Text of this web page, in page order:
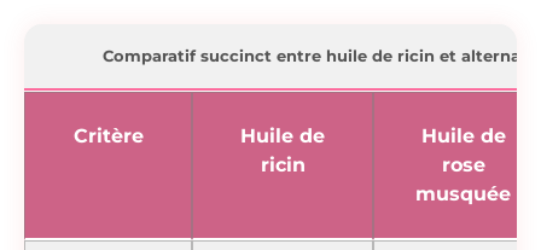
Comparatif succinct entre huile de ricin et
Critère
Huile de
ricin
Huile de
rose
musquée